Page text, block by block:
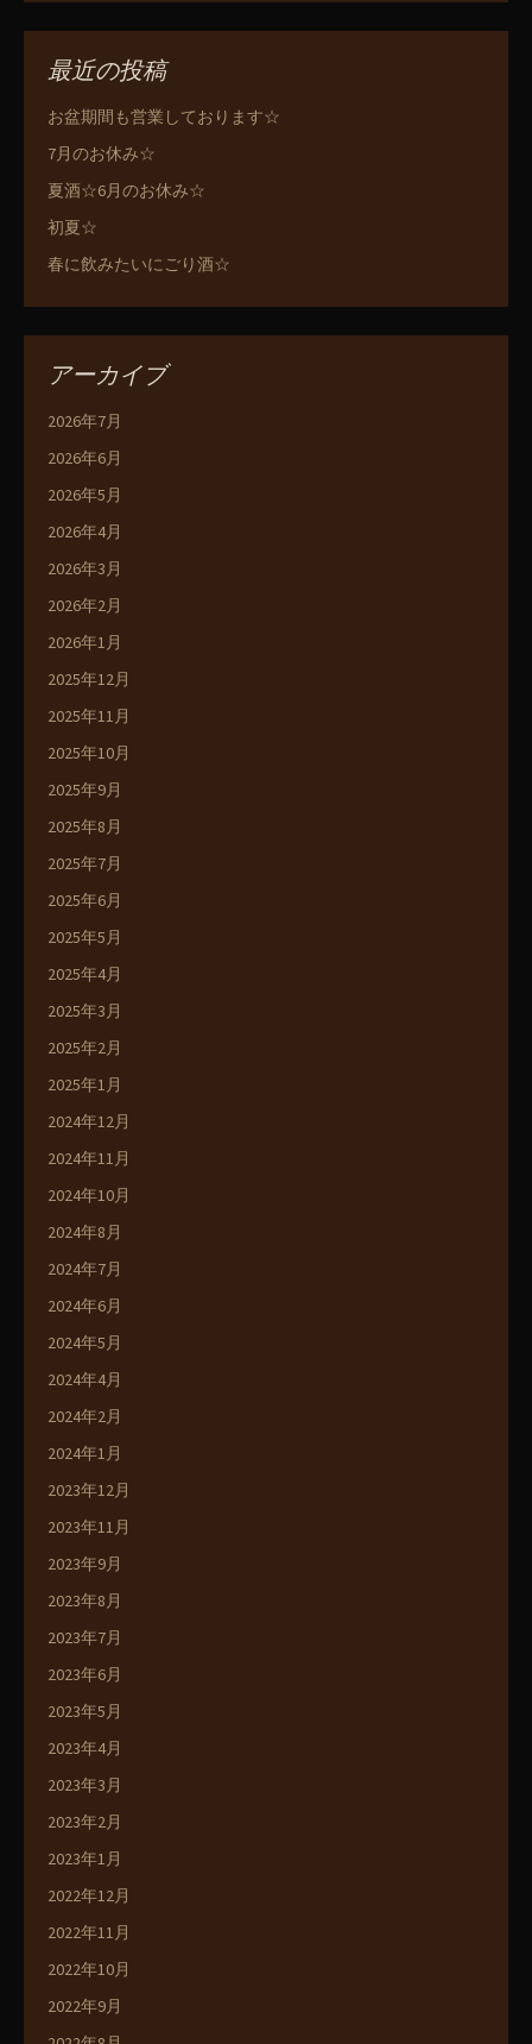
最近の投稿
お盆期間も営業しております☆
7月のお休み☆
夏酒☆6月のお休み☆
初夏☆
春に飲みたいにごり酒☆
アーカイブ
2026年7月
2026年6月
2026年5月
2026年4月
2026年3月
2026年2月
2026年1月
2025年12月
2025年11月
2025年10月
2025年9月
2025年8月
2025年7月
2025年6月
2025年5月
2025年4月
2025年3月
2025年2月
2025年1月
2024年12月
2024年11月
2024年10月
2024年8月
2024年7月
2024年6月
2024年5月
2024年4月
2024年2月
2024年1月
2023年12月
2023年11月
2023年9月
2023年8月
2023年7月
2023年6月
2023年5月
2023年4月
2023年3月
2023年2月
2023年1月
2022年12月
2022年11月
2022年10月
2022年9月